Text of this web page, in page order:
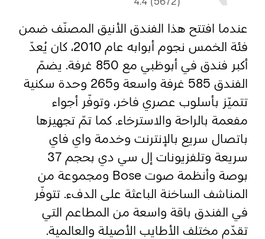
المفضلة رسم خريطة
أبو ظبي
منطقة العين
منطقة الظفرة
دائرة الثقافة والسياحة - أبوظبي
مركز أبوظبي الوطني للمعارض والمؤتمرات
عندما افتتح هذا الفندق الأنيق المصنّف ضمن
فئة الخمس نجوم أبوابه عام 2010، كان يُعدّ
أكبر فندق في أبوظبي مع 850 غرفة. يضمّ
الفندق 585 غرفة واسعة و265 وحدة سكنية
تتميّز بأسلوب عصري فاخر، وتوفّر أجواء
مفعمة بالراحة والاسترخاء. كما تمّ تجهيزها
باتصال سريع بالإنترنت وخدمة واي فاي
سريعة وتلفزيونات إل سي دي بحجم 37
بوصة وأنظمة صوت Bose ومجموعة من
المناشف الساخنة الباعثة على الدفء. تتوفّر
في الفندق باقة واسعة من المطاعم التي
تقدّم مختلف الأطايب الأصيلة والعالمية.